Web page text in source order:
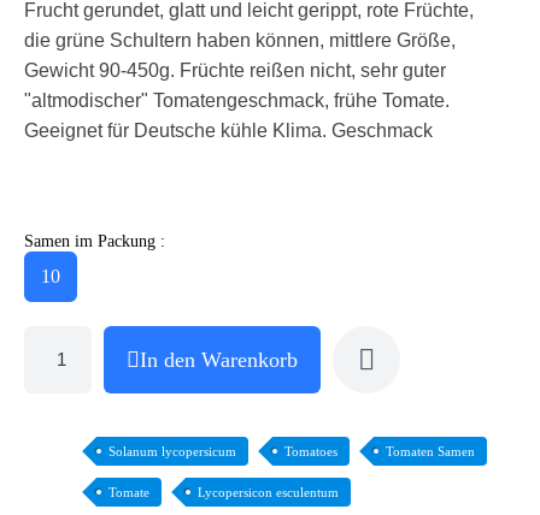
Frucht gerundet, glatt und leicht gerippt, rote Früchte,
die grüne Schultern haben können, mittlere Größe,
Gewicht 90-450g. Früchte reißen nicht, sehr guter
"altmodischer" Tomatengeschmack, frühe Tomate.
Geeignet für Deutsche kühle Klima. Geschmack
Samen im Packung :
10
In den Warenkorb
Solanum lycopersicum Tomatoes Tomaten Samen
Tomate Lycopersicon esculentum